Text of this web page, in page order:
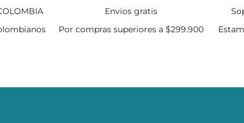
Envios gratis
Por compras superiores a $299.900